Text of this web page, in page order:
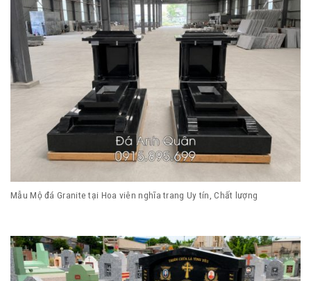
Mẫu Mộ đá Granite tại Hoa viên nghĩa trang Uy tín, Chất lượng